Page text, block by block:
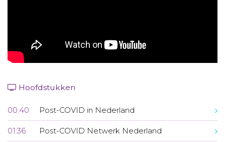
Hoofdstukken
00:40 Post-COVID in Nederland
01:36 Post-COVID Netwerk Nederland